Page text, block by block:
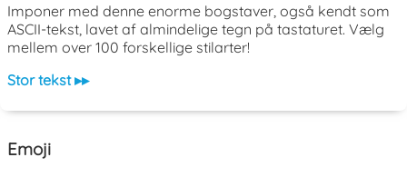
Imponer med denne enorme bogstaver, også kendt som
ASCII-tekst, lavet af almindelige tegn på tastaturet. Vælg
mellem over 100 forskellige stilarter!
Stor tekst ▸▸
Emoji